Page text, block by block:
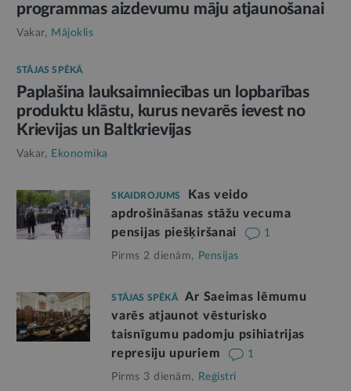
programmas aizdevumu māju atjaunošanai
Vakar, Mājoklis
STĀJAS SPĒKĀ
Paplašina lauksaimniecības un lopbarības
produktu klāstu, kurus nevarēs ievest no
Krievijas un Baltkrievijas
Vakar, Ekonomika
SKAIDROJUMS
Kas veido
apdrošināšanas stāžu vecuma
pensijas piešķiršanai
1
Pirms 2 dienām, Pensijas
STĀJAS SPĒKĀ
Ar Saeimas lēmumu
varēs atjaunot vēsturisko
taisnīgumu padomju psihiatrijas
represiju upuriem
1
Pirms 3 dienām, Reģistri